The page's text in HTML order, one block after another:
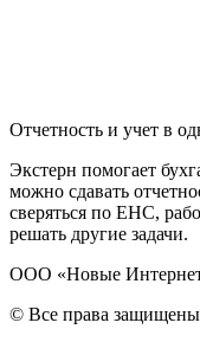
Отчетность и учет в
Экстерн помогает
можно сдавать
сверяться по ЕНС,
решать другие задачи.
ООО «Новые
© Все права